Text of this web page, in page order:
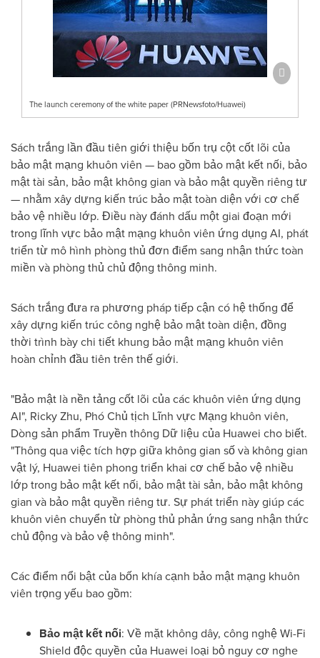
The launch ceremony of the white paper (PRNewsfoto/Huawei)
Sách trắng lần đầu tiên giới thiệu bốn trụ cột cốt lõi của
bảo mật mạng khuôn viên — bao gồm bảo mật kết nối, bảo
mật tài sản, bảo mật không gian và bảo mật quyền riêng tư
— nhằm xây dựng kiến trúc bảo mật toàn diện với cơ chế
bảo vệ nhiều lớp. Điều này đánh dấu một giai đoạn mới
trong lĩnh vực bảo mật mạng khuôn viên ứng dụng AI, phát
triển từ mô hình phòng thủ đơn điểm sang nhận thức toàn
miền và phòng thủ chủ động thông minh.
Sách trắng đưa ra phương pháp tiếp cận có hệ thống để
xây dựng kiến trúc công nghệ bảo mật toàn diện, đồng
thời trình bày chi tiết khung bảo mật mạng khuôn viên
hoàn chỉnh đầu tiên trên thế giới.
"Bảo mật là nền tảng cốt lõi của các khuôn viên ứng dụng
AI", Ricky Zhu, Phó Chủ tịch Lĩnh vực Mạng khuôn viên,
Dòng sản phẩm Truyền thông Dữ liệu của Huawei cho biết.
"Thông qua việc tích hợp giữa không gian số và không gian
vật lý, Huawei tiên phong triển khai cơ chế bảo vệ nhiều
lớp trong bảo mật kết nối, bảo mật tài sản, bảo mật không
gian và bảo mật quyền riêng tư. Sự phát triển này giúp các
khuôn viên chuyển từ phòng thủ phản ứng sang nhận thức
chủ động và bảo vệ thông minh".
Các điểm nổi bật của bốn khía cạnh bảo mật mạng khuôn
viên trọng yếu bao gồm:
Bảo mật kết nối: Về mặt không dây, công nghệ Wi-Fi
Shield độc quyền của Huawei loại bỏ nguy cơ nghe